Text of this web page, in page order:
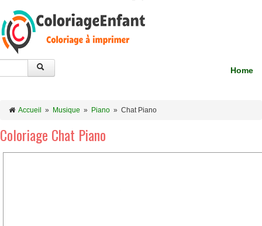
Home
Accueil » Musique » Piano » Chat Piano
Coloriage Chat Piano